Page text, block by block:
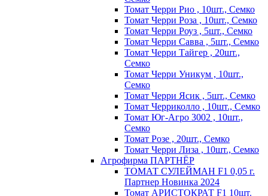
Томат Черри Рио , 10шт., Семко
Томат Черри Роза , 10шт., Семко
Томат Черри Роуз , 5шт., Семко
Томат Черри Савва , 5шт., Семко
Томат Черри Тайгер , 20шт.,
Семко
Томат Черри Уникум , 10шт.,
Семко
Томат Черри Ясик , 5шт., Семко
Томат Черриколло , 10шт., Семко
Томат Юг-Агро 3002 , 10шт.,
Семко
Томат Розе , 20шт., Семко
Томат Черри Лиза , 10шт., Семко
Агрофирма ПАРТНЁР
ТОМАТ СУЛЕЙМАН F1 0,05 г.
Партнер Новинка 2024
Томат АРИСТОКРАТ F1 10шт.